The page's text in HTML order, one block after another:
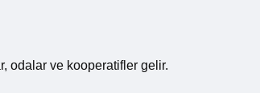
odalar ve kooperatifler gelir.